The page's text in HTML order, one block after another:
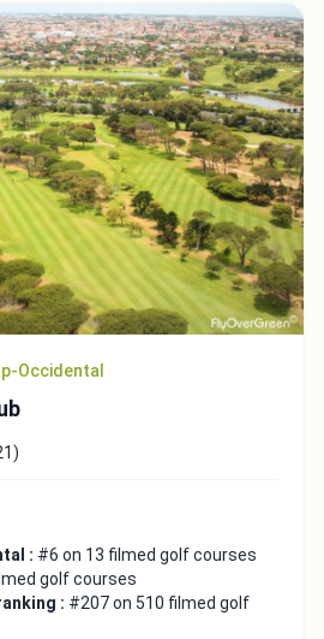
Occidental
: #6 on 13 filmed golf courses
golf courses
: #207 on 510 filmed golf